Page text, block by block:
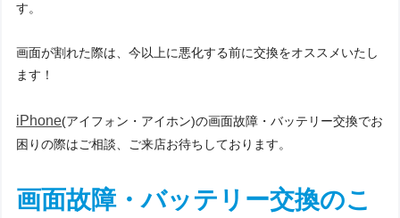
す。
画面が割れた際は、今以上に悪化する前に交換をオススメいたし
ます！
iPhone(アイフォン・アイホン)の画面故障・バッテリー交換でお
困りの際はご相談、ご来店お待ちしております。
画面故障・バッテリー交換のこ